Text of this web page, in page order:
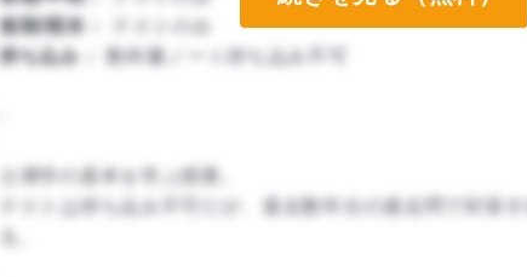
後期/期末：
テストのみ
持ち込み：
教科書ノート持ち込み不可
テストは持ち込み不可だが、過去数年分の過去問で対策